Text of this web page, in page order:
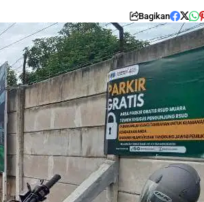
Bagikan